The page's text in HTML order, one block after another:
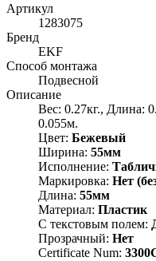
Артикул
1283075
Бренд
EKF
Способ монтажа
Подвесной
Описание
Вес: 0.27кг., Длина:
0.055м.
Цвет: Бежевый
Ширина: 55мм
Исполнение:
Маркировка: Нет
Длина: 55мм
Материал: Пластик
С текстовым полем:
Прозрачный: Нет
Certificate Num: